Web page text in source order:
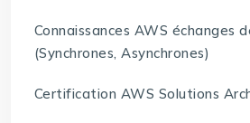
Connaissances AWS échanges
(Synchrones, Asynchrones)
Certification AWS Solutions